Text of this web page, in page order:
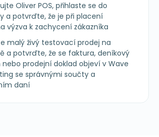
Oliver POS, přihlaste se do
a potvrďte, že je při placení
výzva k zachycení zákazníka
malý živý testovací prodej na
a potvrďte, že se faktura, deníkový
nebo prodejní doklad objeví v Wave
se správnými součty a
daní